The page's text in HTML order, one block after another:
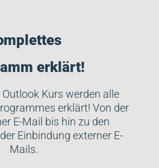
erklärt!
Kurs werden alle
erklärt! Von der
E-Mail bis hin zu den
Einbindung externer E-
Mails.